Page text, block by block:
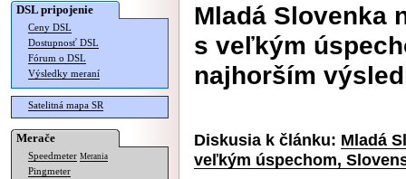
DSL pripojenie
Ceny DSL
Dostupnosť DSL
Fórum o DSL
Výsledky meraní
Satelitná mapa SR
Merače
Speedmeter Merania
Pingmeter
Mladá Slovenka
s veľkým
najhorším
Diskusia k článku: Mladá
veľkým úspechom,